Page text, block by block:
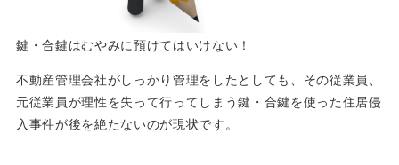
鍵・合鍵はむやみに預けてはいけない！
不動産管理会社がしっかり管理をしたとしても、その従業員、
元従業員が理性を失って行ってしまう鍵・合鍵を使った住居侵
入事件が後を絶たないのが現状です。